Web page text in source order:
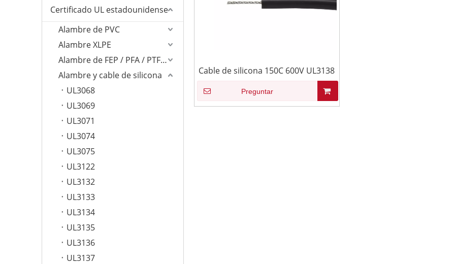
Certificado UL estadounidense
Alambre de PVC
Alambre XLPE
Alambre de FEP / PFA / PTFE/ETFE
Alambre y cable de silicona
UL3068
UL3069
UL3071
UL3074
UL3075
UL3122
UL3132
UL3133
UL3134
UL3135
UL3136
UL3137
Cable de silicona 150C 600V UL3138
Preguntar